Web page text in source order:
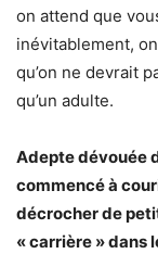
on attend que
inévitablement,
qu’on ne devrait
qu’un adulte.
Adepte dévouée
commencé à
décrocher de
« carrière » dans